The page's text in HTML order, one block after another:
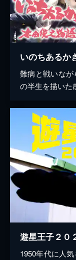
いのちあるか
難病と戦いな
の半生を描いた
遊星王子２０
1950年代に人